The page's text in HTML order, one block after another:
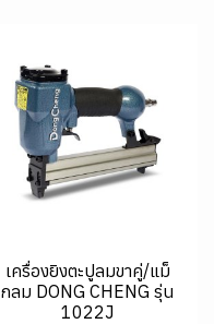
เครื่องยิงตะปูลมขาคู่/แม็
กลม DONG CHENG รุ่น
1022J